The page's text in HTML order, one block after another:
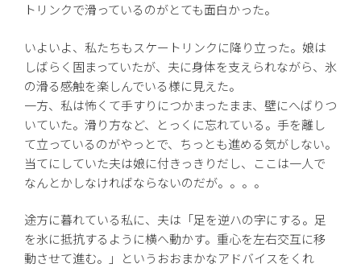
トリンクで滑っているのがとても面白かった。
いよいよ、私たちもスケートリンクに降り立った。娘は
しばらく固まっていたが、夫に身体を支えられながら、氷
の滑る感触を楽しんでいる様に見えた。
一方、私は怖くて手すりにつかまったまま、壁にへばりつ
いていた。滑り方など、とっくに忘れている。手を離し
て立っているのがやっとで、ちっとも進める気がしない。
当てにしていた夫は娘に付きっきりだし、ここは一人で
なんとかしなければならないのだが。。。。
途方に暮れている私に、夫は「足を逆ハの字にする。足
を氷に抵抗するように横へ動かす。重心を左右交互に移
動させて進む。」というおおまかなアドバイスをくれ